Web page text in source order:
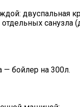
двуспальная
санузла
— бойлер на 300л.